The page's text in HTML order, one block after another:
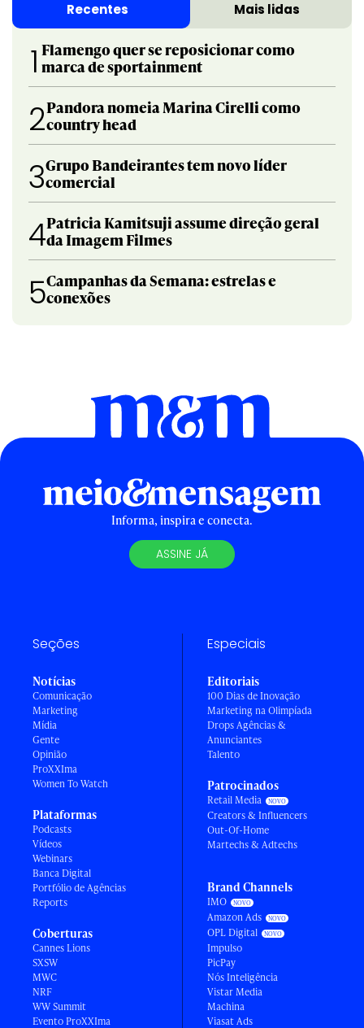
Recentes Mais lidas
1 Flamengo quer se reposicionar como
marca de sportainment
2Pandora nomeia Marina Cirelli como
country head
3Grupo Bandeirantes tem novo líder
comercial
4Patricia Kamitsuji assume direção geral
da Imagem Filmes
5Campanhas da Semana: estrelas e
conexões
Informa, inspira e conecta.
ASSINE JÁ
Seções
Notícias
Comunicação
Marketing
Mídia
Gente
Opinião
ProXXIma
Women To Watch
Plataformas
Podcasts
Vídeos
Webinars
Banca Digital
Portfólio de Agências
Reports
Coberturas
Cannes Lions
SXSW
MWC
NRF
WW Summit
Evento ProXXIma
Especiais
Editoriais
100 Dias de Inovação
Marketing na Olimpíada
Drops Agências &
Anunciantes
Talento
Patrocinados
Retail Media
Creators & Influencers
Out-Of-Home
Martechs & Adtechs
Brand Channels
IMO
Amazon Ads
OPL Digital
Impulso
PicPay
Nós Inteligência
Vistar Media
Machina
Viasat Ads